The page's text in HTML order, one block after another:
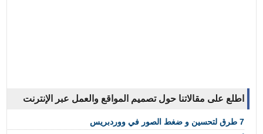
اطلع على مقالاتنا حول تصميم المواقع والعمل عبر الإنترنت
7 طرق لتحسين و ضغط الصور في ووردبريس